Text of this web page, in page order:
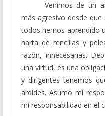
Venimos de un
más agresivo desde
todos hemos aprendido
harta de rencillas y
razón, innecesarias.
una virtud, es una
y dirigentes tenemos
ardides. Asumo mi
mi responsabilidad en el